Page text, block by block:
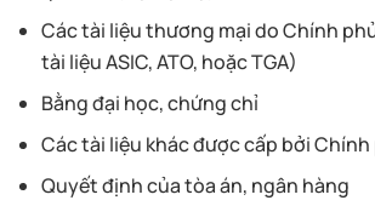
Các tài liệu thương mại do Chính
tài liệu ASIC, ATO, hoặc TGA)
Bằng đại học, chứng chỉ
Các tài liệu khác được cấp bởi Chính
Quyết định của tòa án, ngân hàng